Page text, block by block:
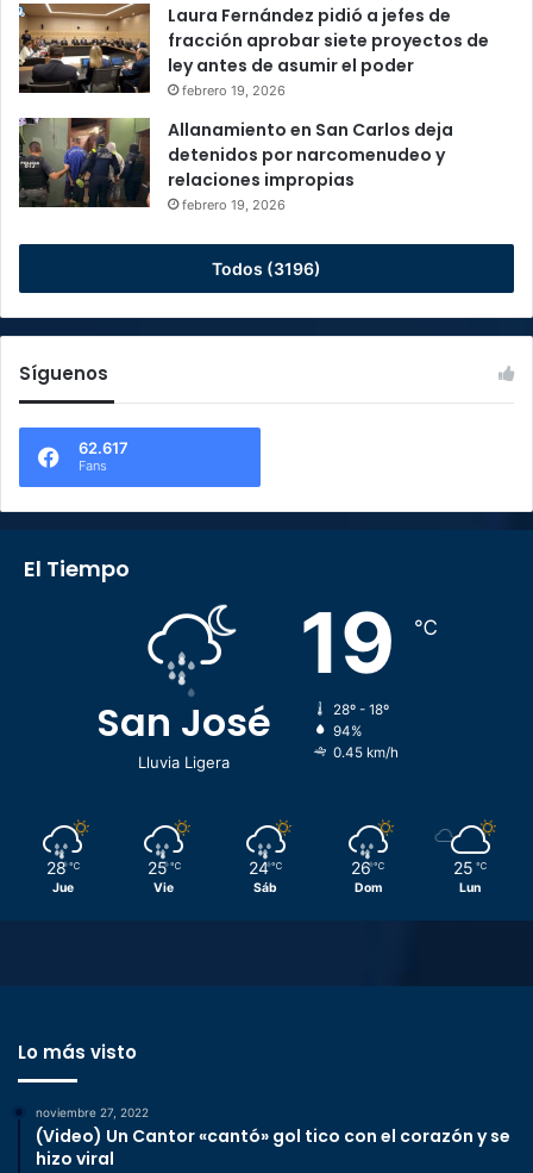
Laura Fernández pidió a jefes de
fracción aprobar siete proyectos de
ley antes de asumir el poder
febrero 19, 2026
Allanamiento en San Carlos deja
detenidos por narcomenudeo y
relaciones impropias
febrero 19, 2026
Todos (3196)
Síguenos
62.617
Fans
El Tiempo
San José
Lluvia Ligera
19 ℃
28º - 18º
94%
0.45 km/h
28 ℃
Jue
25 ℃
Vie
24 ℃
Sáb
26 ℃
Dom
25 ℃
Lun
Lo más visto
noviembre 27, 2022
(Video) Un Cantor «cantó» gol tico con el corazón y se
hizo viral